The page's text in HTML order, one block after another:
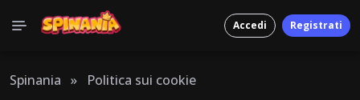
Accedi Registrati
Spinania » Politica sui cookie